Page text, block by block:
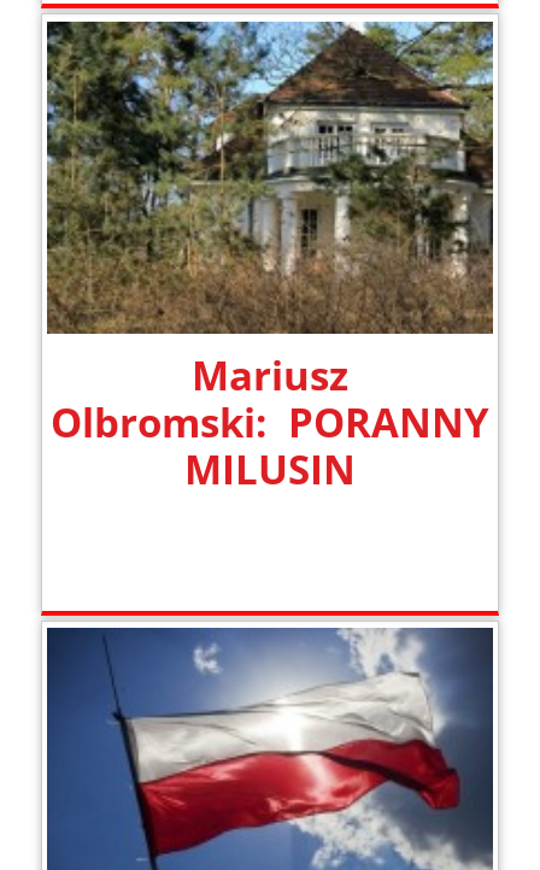
Mariusz
Olbromski: PORANNY
MILUSIN